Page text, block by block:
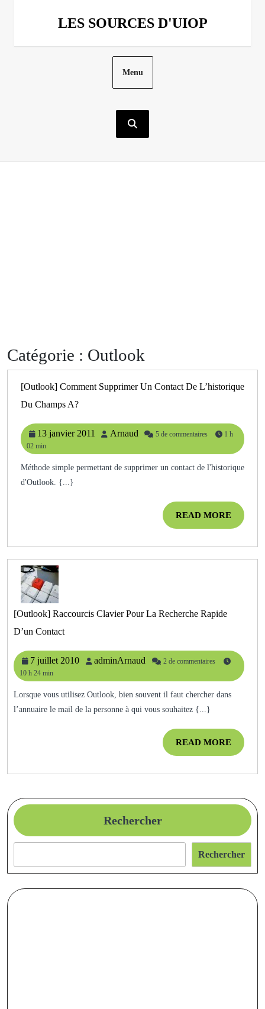
LES SOURCES D'UIOP
Menu
Catégorie : Outlook
[Outlook] Comment Supprimer Un Contact De L’historique
Du Champs A?
Supprimer
Un
De
L’historique
13 janvier 2011
13 Arnaud Arnaud
5 de commentaires
1 h
02 min
Méthode simple permettant de supprimer un contact de l'historique
d'Outlook. {...}
READ MOREREAD
MORE
[Outlook] Raccourcis Clavier Pour La Recherche Rapide
D’un Contact
Raccourcis
Clavier
Pour
Recherche
Rapide
D’un
7 juillet 2010 adminArnaud adminArnaud
2 de commentaires
10 h 24 min
Lorsque vous utilisez Outlook, bien souvent il faut chercher dans
l’annuaire le mail de la personne à qui vous souhaitez {...}
READ MOREREAD
MORE
Rechercher
Rechercher